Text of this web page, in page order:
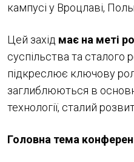
кампусі у Вроцлаві,
Цей захід має на меті
суспільства та сталого
підкреслює ключову
заглиблюються в
технології, сталий
Головна тема